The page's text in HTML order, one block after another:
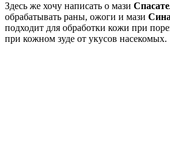
Здесь же хочу написать о мази
обрабатывать раны, ожоги и мази
подходит для обработки кожи при
при кожном зуде от укусов насекомых.